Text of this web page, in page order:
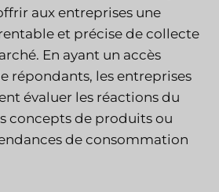
aux entreprises une
et précise de collecte
En ayant un accès
répondants, les entreprises
évaluer les réactions du
concepts de produits ou
de consommation